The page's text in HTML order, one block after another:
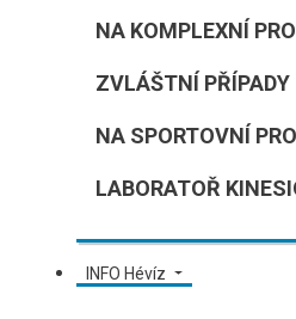
NA KOMPLEXNÍ
ZVLÁŠTNÍ PŘÍPADY
NA SPORTOVNÍ
LABORATOŘ
INFO Hévíz